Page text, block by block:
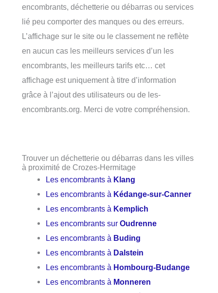
encombrants, déchetterie ou débarras ou services
lié peu comporter des manques ou des erreurs.
L’affichage sur le site ou le classement ne reflète
en aucun cas les meilleurs services d’un les
encombrants, les meilleurs tarifs etc… cet
affichage est uniquement à titre d’information
grâce à l’ajout des utilisateurs ou de les-
encombrants.org. Merci de votre compréhension.
Trouver un déchetterie ou débarras dans les villes
à proximité de Crozes-Hermitage
Les encombrants à Klang
Les encombrants à Kédange-sur-Canner
Les encombrants à Kemplich
Les encombrants surOudrenne
Les encombrants à Buding
Les encombrants à Dalstein
Les encombrants à Hombourg-Budange
Les encombrants à Monneren